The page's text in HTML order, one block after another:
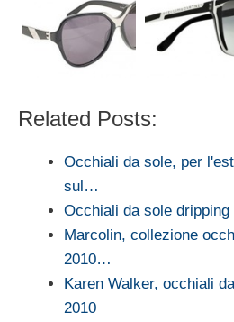
Related Posts:
Occhiali da sole, per
sul…
Occhiali da sole dripping
Marcolin, collezione
2010…
Karen Walker, occhiali
2010